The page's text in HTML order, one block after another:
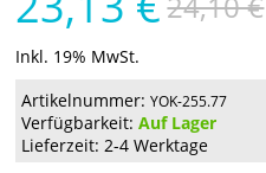
Inkl. 19% MwSt.
Artikelnummer: YOK-255.77
Verfügbarkeit:Auf Lager
Lieferzeit: 2-4 Werktage